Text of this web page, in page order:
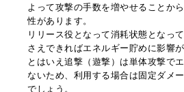
よって攻撃の手数を増やせることか
性があります。
リリース役となって消耗状態となっ
さえできればエネルギー貯めに影響
とはいえ追撃（遊撃）は単体攻撃で
ないため、利用する場合は固定ダメ
でしょう。